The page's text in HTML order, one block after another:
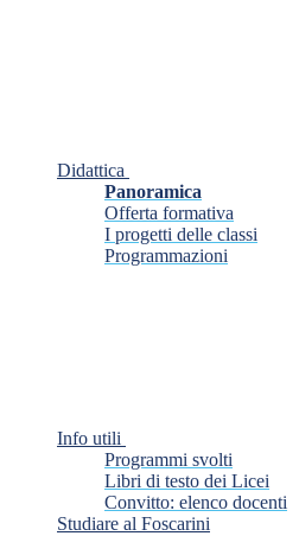
Didattica
Panoramica
Offerta formativa
I progetti delle classi
Programmazioni
Info utili
Programmi svolti
Libri di testo dei Licei
Convitto: elenco docenti
Studiare al Foscarini